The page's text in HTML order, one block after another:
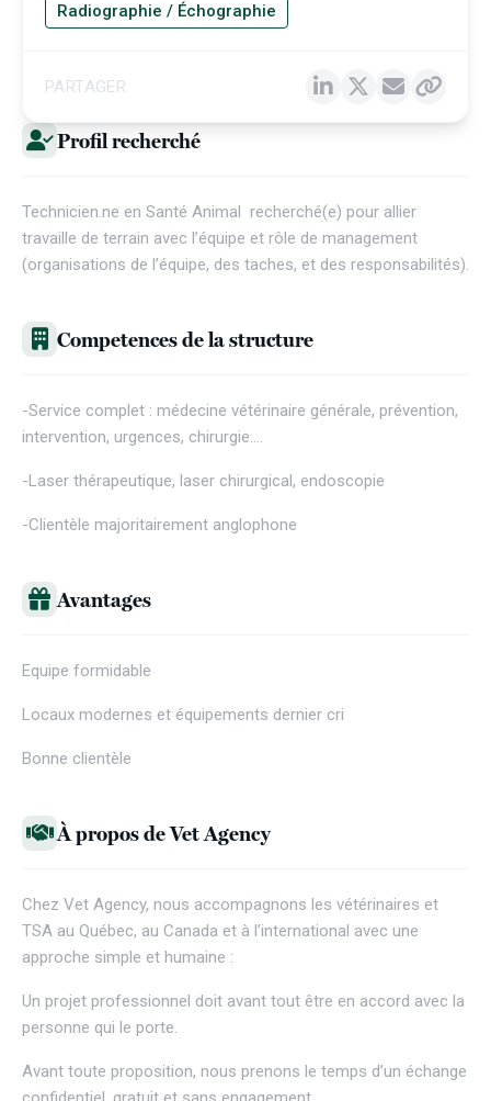
Profil recherché
Technicien.ne en Santé Animal recherché(e) pour allier
travaille de terrain avec l’équipe et rôle de management
(organisations de l’équipe, des taches, et des responsabilités).
Competences de la structure
-Service complet : médecine vétérinaire générale, prévention,
intervention, urgences, chirurgie….
-Laser thérapeutique, laser chirurgical, endoscopie
-Clientèle majoritairement anglophone
Avantages
Equipe formidable
Locaux modernes et équipements dernier cri
Bonne clientèle
À propos de Vet Agency
Chez Vet Agency, nous accompagnons les vétérinaires et
TSA au Québec, au Canada et à l’international avec une
approche simple et humaine :
Un projet professionnel doit avant tout être en accord avec la
personne qui le porte.
Avant toute proposition, nous prenons le temps d’un échange
Radiographie / Échographie
PARTAGER